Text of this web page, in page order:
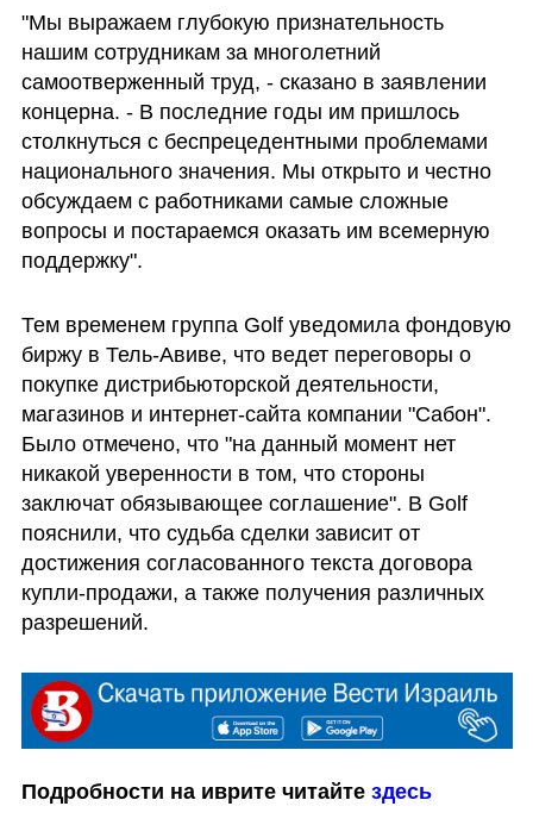
"Мы выражаем глубокую признательность
нашим сотрудникам за многолетний
самоотверженный труд, - сказано в заявлении
концерна. - В последние годы им пришлось
столкнуться с беспрецедентными проблемами
национального значения. Мы открыто и честно
обсуждаем с работниками самые сложные
вопросы и постараемся оказать им всемерную
поддержку".
Тем временем группа Golf уведомила фондовую
биржу в Тель-Авиве, что ведет переговоры о
покупке дистрибьюторской деятельности,
магазинов и интернет-сайта компании "Сабон".
Было отмечено, что "на данный момент нет
никакой уверенности в том, что стороны
заключат обязывающее соглашение". В Golf
пояснили, что судьба сделки зависит от
достижения согласованного текста договора
купли-продажи, а также получения различных
разрешений.
Подробности на иврите читайте здесь